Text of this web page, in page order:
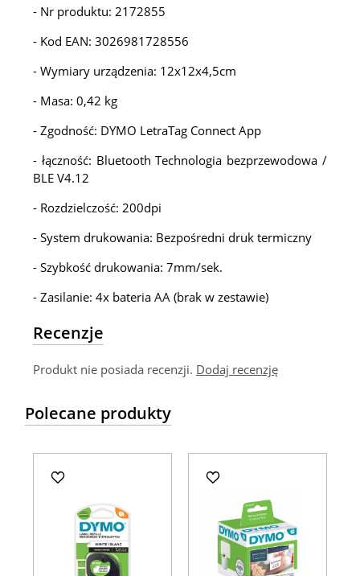
- Nr produktu: 2172855
- Kod EAN: 3026981728556
- Wymiary urządzenia: 12x12x4,5cm
- Masa: 0,42 kg
- Zgodność: DYMO LetraTag Connect App
- łączność: Bluetooth Technologia bezprzewodowa /
BLE V4.12
- Rozdzielczość: 200dpi
- System drukowania: Bezpośredni druk termiczny
- Szybkość drukowania: 7mm/sek.
- Zasilanie: 4x bateria AA (brak w zestawie)
Recenzje
Produkt nie posiada recenzji. Dodaj recenzję
Polecane produkty